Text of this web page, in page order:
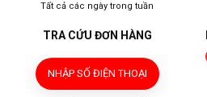
Tất cả các ngày trong tuần
TRA CỨU ĐƠN HÀNG
NHẬP SỐ ĐIỆN THOẠI